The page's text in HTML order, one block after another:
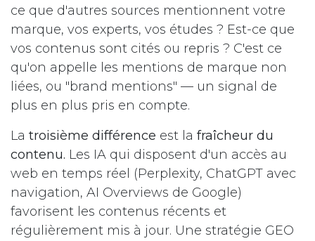
ce que d'autres sources mentionnent votre
marque, vos experts, vos études ? Est-ce que
vos contenus sont cités ou repris ? C'est ce
qu'on appelle les mentions de marque non
liées, ou "brand mentions" — un signal de
plus en plus pris en compte.
La troisième différence est la fraîcheur du
contenu. Les IA qui disposent d'un accès au
web en temps réel (Perplexity, ChatGPT avec
navigation, AI Overviews de Google)
favorisent les contenus récents et
régulièrement mis à jour. Une stratégie GEO